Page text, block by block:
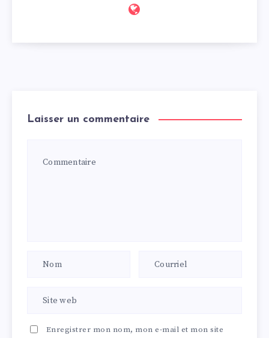
Laisser un commentaire
Enregistrer mon nom, mon e-mail et mon site